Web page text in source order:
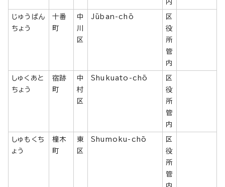
内
じゅうばん
ちょう
十番
町
中
川
区
Jūban-chō
区
役
所
管
内
しゅくあと
ちょう
宿跡
町
中
村
区
Shukuato-chō
区
役
所
管
内
しゅもくち
ょう
橦木
町
東
区
Shumoku-chō
区
役
所
管
内